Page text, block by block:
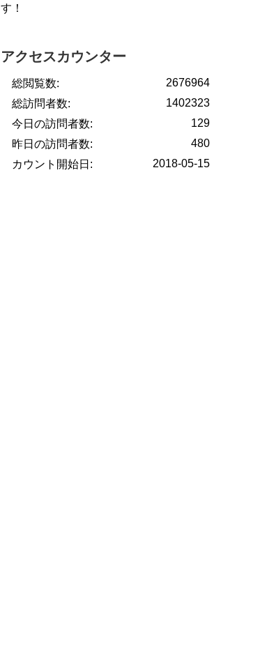
す！
アクセスカウンター
2676964
総閲覧数:
1402323
総訪問者数:
129
今日の訪問者数:
480
昨日の訪問者数:
2018-05-15
カウント開始日: